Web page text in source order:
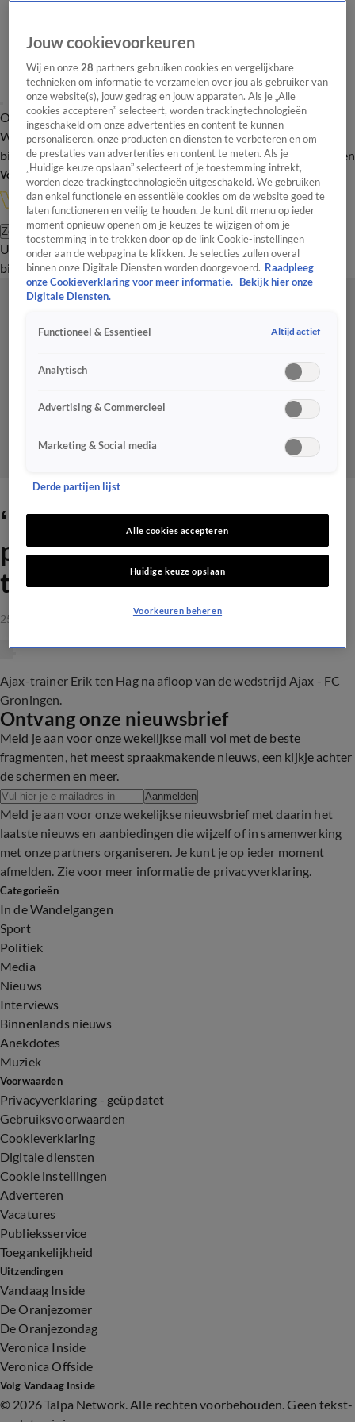
Overzicht Onze programma's Uitzendingen Onze gezichten
In de
WandelgangenInterviewsUitzending
bijwonenPodcastShopVeelgestelde vragenKijkersvraag insturen
Volg Vandaag Inside
Zoeken
UitzendingenVandaag InsideDe OranjezomerShopUitzending
bijwonen
‘Idiote situatie dat spelers
pas op wedstrijddag
terugkeren'
25 sep 2021, 22:35
Ajax-trainer Erik ten Hag na afloop van de wedstrijd Ajax - FC
Groningen.
Ontvang onze nieuwsbrief
Meld je aan voor onze wekelijkse mail vol met de beste
fragmenten, het meest spraakmakende nieuws, een kijkje achter
de schermen en meer.
Aanmelden
Meld je aan voor onze wekelijkse nieuwsbrief met daarin het
laatste nieuws en aanbiedingen die wijzelf of in samenwerking
met onze partners organiseren. Je kunt je op ieder moment
afmelden. Zie voor meer informatie de privacyverklaring.
Categorieën
In de Wandelgangen
Sport
Politiek
Media
Nieuws
Interviews
Binnenlands nieuws
Anekdotes
Muziek
Voorwaarden
Privacyverklaring - geüpdatet
Gebruiksvoorwaarden
Cookieverklaring
Digitale diensten
Cookie instellingen
Adverteren
Vacatures
Publieksservice
Toegankelijkheid
Uitzendingen
Vandaag Inside
De Oranjezomer
De Oranjezondag
Veronica Inside
Veronica Offside
Volg Vandaag Inside
© 2026 Talpa Network. Alle rechten voorbehouden. Geen tekst-
Jouw cookievoorkeuren
Wij en onze28 partners gebruiken cookies en vergelijkbare
technieken om informatie te verzamelen over jou als gebruiker van
onze website(s), jouw gedrag en jouw apparaten. Als je „Alle
cookies accepteren” selecteert, worden trackingtechnologieën
ingeschakeld om onze advertenties en content te kunnen
personaliseren, onze producten en diensten te verbeteren en om
de prestaties van advertenties en content te meten. Als je
„Huidige keuze opslaan” selecteert of je toestemming intrekt,
worden deze trackingtechnologieën uitgeschakeld. We gebruiken
dan enkel functionele en essentiële cookies om de website goed te
laten functioneren en veilig te houden. Je kunt dit menu op ieder
moment opnieuw openen om je keuzes te wijzigen of om je
toestemming in te trekken door op de link Cookie-instellingen
onder aan de webpagina te klikken. Je selecties zullen overal
binnen onze Digitale Diensten worden doorgevoerd. Raadpleeg
onze Cookieverklaring voor meer informatie.
Bekijk hier onze
Digitale Diensten.
Functioneel & Essentieel Altijd actief
Analytisch
Advertising & Commercieel
Marketing & Social media
Derde partijen lijst
Alle cookies accepteren
Huidige keuze opslaan
Voorkeuren beheren